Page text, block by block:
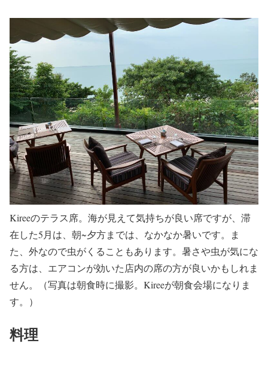
Kireeのテラス席。海が見えて気持ちが良い席ですが、滞
在した5月は、朝~夕方までは、なかなか暑いです。ま
た、外なので虫がくることもあります。暑さや虫が気にな
る方は、エアコンが効いた店内の席の方が良いかもしれま
せん。（写真は朝食時に撮影。Kireeが朝食会場になりま
す。）
料理